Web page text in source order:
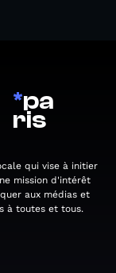
*pa
ris
qui vise à initier
mission d'intérêt
aux médias et
à toutes et tous.